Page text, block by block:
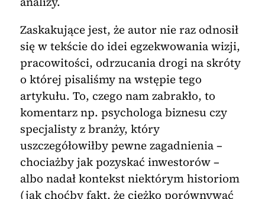
Zaskakujące jest, że autor nie raz odnosił
się w tekście do idei egzekwowania wizji,
pracowitości, odrzucania drogi na skróty
o której pisaliśmy na wstępie tego
artykułu. To, czego nam zabrakło, to
komentarz np. psychologa biznesu czy
specjalisty z branży, który
uszczegółowiłby pewne zagadnienia –
chociażby jak pozyskać inwestorów –
albo nadał kontekst niektórym historiom
(jak choćby fakt, że ciężko porównywać